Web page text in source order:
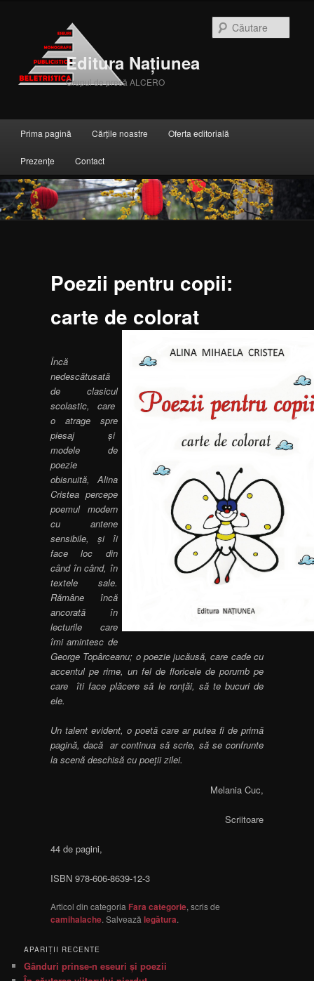
Editura Națiunea
Grupul de presă ALCERO
Sari la conținutul principal
Sari la conținutul secundar
Prima pagină Cărțile noastre Oferta editorială
Prezențe Contact
Poezii pentru copii:
carte de colorat
Încă
nedescătusată
de clasicul
scolastic, care
o atrage spre
piesaj și
modele de
poezie
obisnuită, Alina
Cristea percepe
poemul modern
cu antene
sensibile, și îi
face loc din
când în când, în
textele sale.
Rămâne încă
ancorată în
lecturile care
îmi amintesc de
George Topârceanu; o poezie jucăusă, care cade cu
accentul pe rime, un fel de floricele de porumb pe
care îti face plăcere să le ronțăi, să te bucuri de
ele.
Un talent evident, o poetă care ar putea fi de primă
pagină, dacă ar continua să scrie, să se confrunte
la scenă deschisă cu poeții zilei.
Melania Cuc,
Scriitoare
44 de pagini,
ISBN 978-606-8639-12-3
Articol din categoria Fara categorie, scris de
camihalache. Salveazălegătura.
APARIŢII RECENTE
Gânduri prinse-n eseuri şi poezii